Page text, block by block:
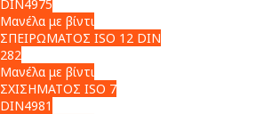
DIN4975
Μανέλα με βίντι
ΣΠΕΙΡΩΜΑΤΟΣ ISO 12 DIN
282
Μανέλα με βίντι
ΣΧΙΣΗΜΑΤΟΣ ISO 7
DIN4981